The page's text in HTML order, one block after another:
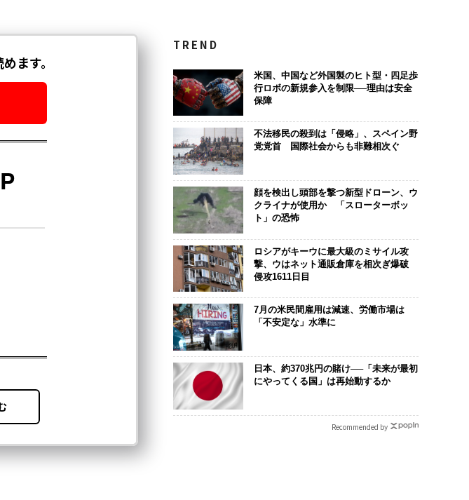
TREND
米国、中国など外国製のヒト型・四足歩
行ロボの新規参入を制限──理由は安全
保障
不法移民の殺到は「侵略」、スペイン野
党党首 国際社会からも非難相次ぐ
顔を検出し頭部を撃つ新型ドローン、ウ
クライナが使用か 「スローターボッ
ト」の恐怖
ロシアがキーウに最大級のミサイル攻
撃、ウはネット通販倉庫を相次ぎ爆破
侵攻1611日目
7月の米民間雇用は減速、労働市場は
「不安定な」水準に
日本、約370兆円の賭け──「未来が最初
にやってくる国」は再始動するか
Recommended by